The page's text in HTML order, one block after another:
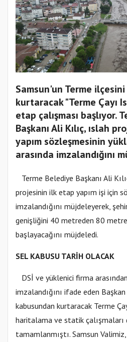
Samsun'un Terme
kurtaracak "Terme Çayı
etap çalışması başlıyor.
Başkanı Ali Kılıç, ıslah
yapım sözleşmesinin
arasında imzalandığını
Terme Belediye Başkanı Ali
projesinin ilk etap yapım işi için
imzalandığını müjdeleyerek,
genişliğini 40 metreden 80
başlayacağını müjdeledi.
SEL KABUSU TARİH OLACAK
DSİ ve yüklenici firma
imzalandığını ifade eden
kabusundan kurtaracak Terme
haritalama ve statik çalışmaları
tamamlanmıştı. Samsun